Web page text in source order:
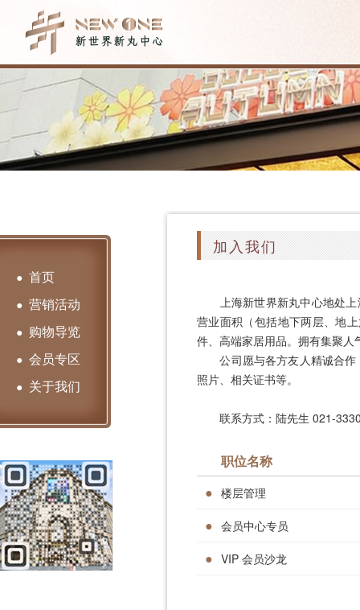
● 首页
● 营销活动
● 购物导览
● 会员专区
● 关于我们
加入我们
上海新世界新丸中心地处上
营业面积（包括地下两层、地
件、高端家居用品。拥有集聚
公司愿与各方友人精诚合作
照片、相关证书等。
联系方式：陆先生 021-
职位名称
● 楼层管理
● 会员中心专员
● VIP 会员沙龙